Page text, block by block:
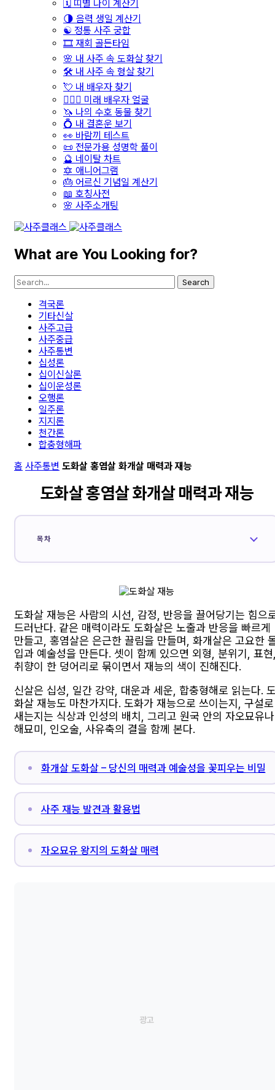
🗓️ 띠별 나이 계산기
🌗 음력 생일 계산기
☯️ 정통 사주 궁합
🎞️ 재회 골든타임
🌸 내 사주 속 도화살 찾기
🛠️ 내 사주 속 형살 찾기
💘 내 배우자 찾기
👩‍❤️‍👨 미래 배우자 얼굴
🦄 나의 수호 동물 찾기
💍 내 결혼운 보기
👀 바람끼 테스트
📜 전문가용 성명학 풀이
🔮 네이탈 차트
🔯 애니어그램
🎂 어르신 기념일 계산기
📖 호칭사전
🌸 사주소개팅
What are You Looking for?
Search
격국론
기타신살
사주고급
사주중급
사주통변
십성론
십이신살론
십이운성론
오행론
일주론
지지론
천간론
합충형해파
홈 사주통변 도화살 홍염살 화개살 매력과 재능
도화살 홍염살 화개살 매력과 재능
목차
도화살 재능은 사람의 시선, 감정, 반응을 끌어당기는 힘으
드러난다. 같은 매력이라도 도화살은 노출과 반응을 빠르게
만들고, 홍염살은 은근한 끌림을 만들며, 화개살은 고요한
입과 예술성을 만든다. 셋이 함께 있으면 외형, 분위기, 표
취향이 한 덩어리로 묶이면서 재능의 색이 진해진다.
신살은 십성, 일간 강약, 대운과 세운, 합충형해로 읽는다.
화살 재능도 마찬가지다. 도화가 재능으로 쓰이는지, 구설로
새는지는 식상과 인성의 배치, 그리고 원국 안의 자오묘유나
해묘미, 인오술, 사유축의 결을 함께 본다.
화개살 도화살 – 당신의 매력과 예술성을 꽃피우는 비밀
사주 재능 발견과 활용법
자오묘유 왕지의 도화살 매력